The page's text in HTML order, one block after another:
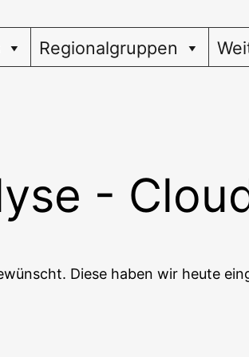
Regionalgruppen
-
Die­se haben wir heu­te